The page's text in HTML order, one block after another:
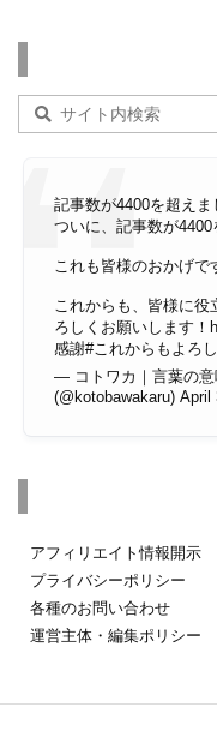
記事数が4400を超えま
ついに、記事数が4400
これも皆様のおかげで
これからも、皆様に役
ろしくお願いします！
感謝#これからもよろし
— コトワカ｜言葉の意
(@kotobawakaru) April
アフィリエイト情報開示
プライバシーポリシー
各種のお問い合わせ
運営主体・編集ポリシー